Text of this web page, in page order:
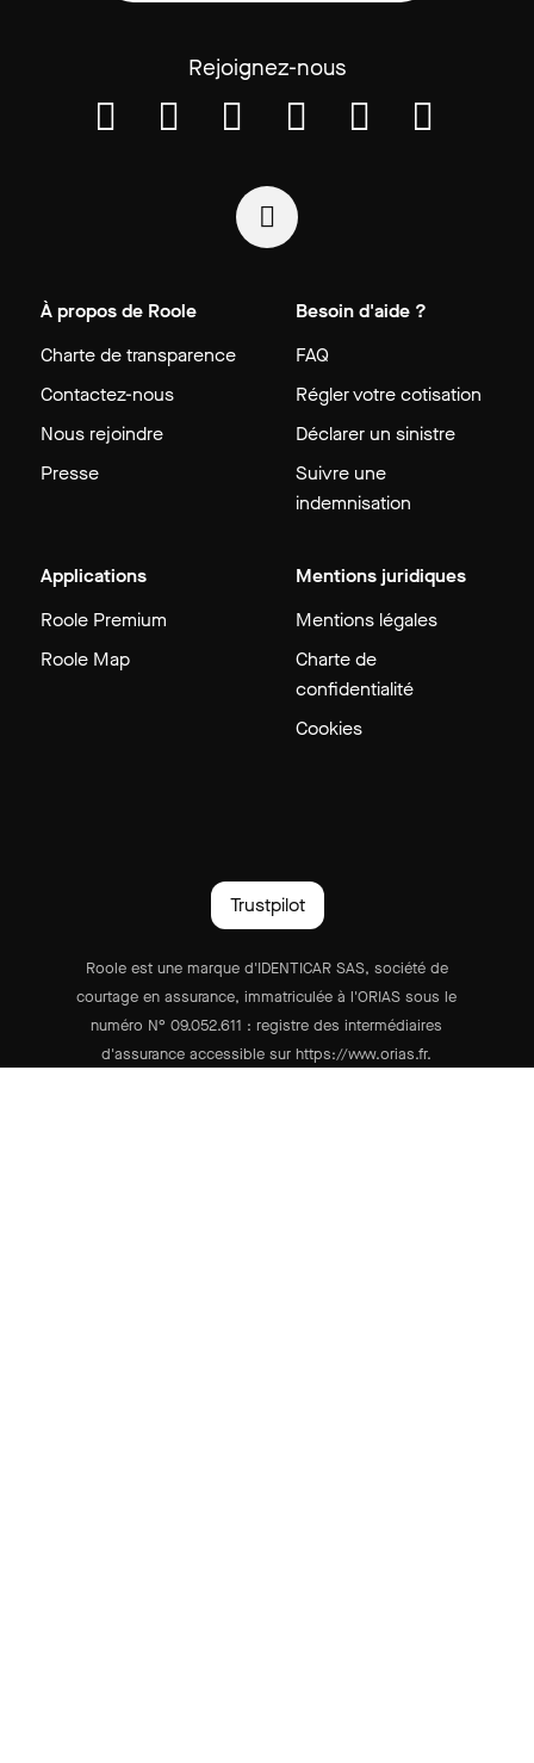
Rejoignez-nous
À propos de Roole
Charte de transparence
Contactez-nous
Nous rejoindre
Presse
Besoin d'aide ?
FAQ
Régler votre cotisation
Déclarer un sinistre
Suivre une
indemnisation
Applications
Roole Premium
Roole Map
Mentions juridiques
Mentions légales
Charte de
confidentialité
Cookies
Trustpilot
Roole est une marque d'IDENTICAR SAS, société de
courtage en assurance, immatriculée à l'ORIAS sous le
numéro N° 09.052.611 : registre des intermédiaires
d'assurance accessible sur https://www.orias.fr.